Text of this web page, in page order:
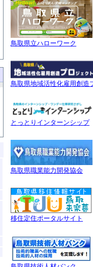
鳥取県立ハローワーク
鳥取県地域活性化雇用創造
とっとりインターンシップ
鳥取県職業能力開発協会
移住定住ポータルサイト